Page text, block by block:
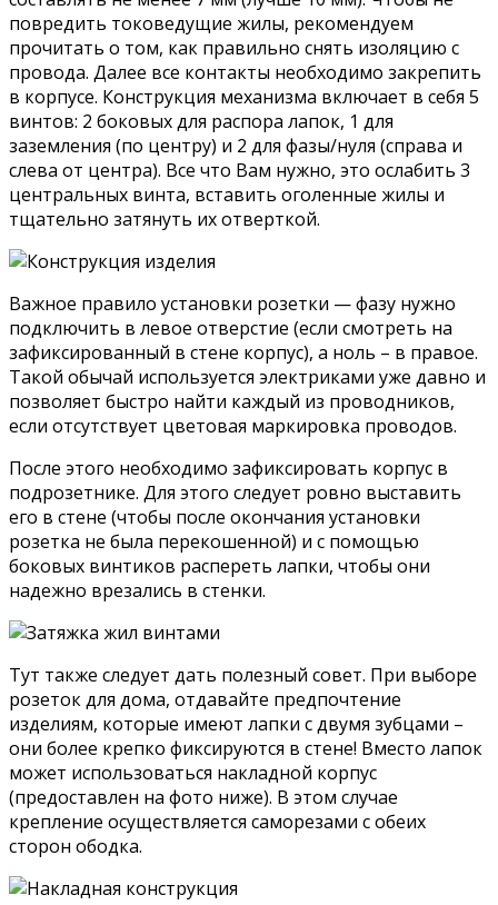
повредить токоведущие жилы, рекомендуем
прочитать о том, как правильно снять изоляцию с
провода. Далее все контакты необходимо закрепить
в корпусе. Конструкция механизма включает в себя 5
винтов: 2 боковых для распора лапок, 1 для
заземления (по центру) и 2 для фазы/нуля (справа и
слева от центра). Все что Вам нужно, это ослабить 3
центральных винта, вставить оголенные жилы и
тщательно затянуть их отверткой.
Важное правило установки розетки — фазу нужно
подключить в левое отверстие (если смотреть на
зафиксированный в стене корпус), а ноль – в правое.
Такой обычай используется электриками уже давно и
позволяет быстро найти каждый из проводников,
если отсутствует цветовая маркировка проводов.
После этого необходимо зафиксировать корпус в
подрозетнике. Для этого следует ровно выставить
его в стене (чтобы после окончания установки
розетка не была перекошенной) и с помощью
боковых винтиков распереть лапки, чтобы они
надежно врезались в стенки.
Тут также следует дать полезный совет. При выборе
розеток для дома, отдавайте предпочтение
изделиям, которые имеют лапки с двумя зубцами –
они более крепко фиксируются в стене! Вместо лапок
может использоваться накладной корпус
(предоставлен на фото ниже). В этом случае
крепление осуществляется саморезами с обеих
сторон ободка.